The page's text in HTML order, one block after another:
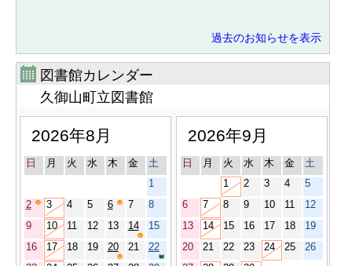
過去のお知らせを表示
図書館カレンダー
久御山町立図書館
2026年8月
日 月 火 水 木 金
土
1
2
3 4 5 6 7
8
9
10 11 12 13 14
15
16
17 18 19 20 21
22
2026年9月
日 月 火 水 木 金
土
1
2 3 4
5
6
7 8 9 10 11
12
13
14 15 16 17 18
19
20
21 22 23 24 25
26